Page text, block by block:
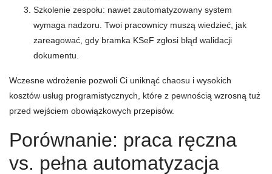
Szkolenie zespołu: nawet zautomatyzowany system
wymaga nadzoru. Twoi pracownicy muszą wiedzieć, jak
zareagować, gdy bramka KSeF zgłosi błąd walidacji
dokumentu.
Wczesne wdrożenie pozwoli Ci uniknąć chaosu i wysokich
kosztów usług programistycznych, które z pewnością wzrosną tuż
przed wejściem obowiązkowych przepisów.
Porównanie: praca ręczna
vs. pełna automatyzacja